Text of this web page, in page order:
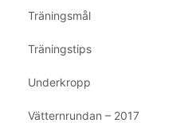
Träningsmål
Träningstips
Underkropp
Vätternrundan – 2017